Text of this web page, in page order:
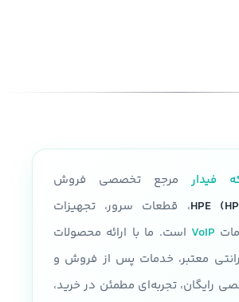
فیدار مرجع تخصصی فروش
HPE، قطعات سرور، تجهیزات
VoIP است. ما با ارائه محصولات
معتبر، خدمات پس از فروش و
رایگان، تجربه‌ای مطمئن در خرید،